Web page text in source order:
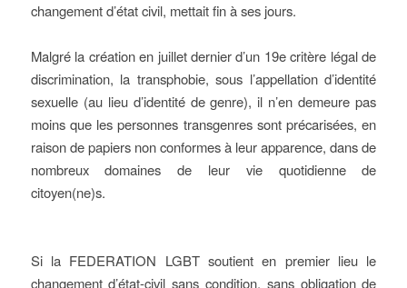
changement d’état civil, mettait fin à ses jours.
Malgré la création en juillet dernier d’un 19e critère légal de
discrimination, la transphobie, sous l’appellation d’identité
sexuelle (au lieu d’identité de genre), il n’en demeure pas
moins que les personnes transgenres sont précarisées, en
raison de papiers non conformes à leur apparence, dans de
nombreux domaines de leur vie quotidienne de
citoyen(ne)s.
Si la FEDERATION LGBT soutient en premier lieu le
changement d’état-civil sans condition, sans obligation de